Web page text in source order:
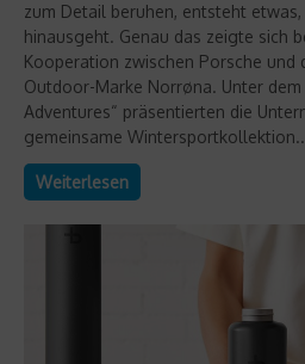
zum Detail beruhen, entsteht
hinausgeht. Genau das zeigte sich
Kooperation zwischen Porsche und
Outdoor-Marke Norrøna. Unter
Adventures“ präsentierten die
gemeinsame
Weiterlesen